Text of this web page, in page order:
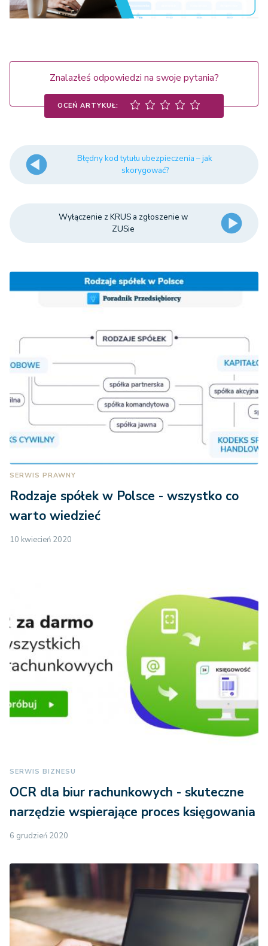
Znalazłeś odpowiedzi na swoje pytania?
OCEŃ ARTYKUŁ:
Błędny kod tytułu ubezpieczenia – jak
skorygować?
Wyłączenie z KRUS a zgłoszenie w
ZUSie
SERWIS PRAWNY
Rodzaje spółek w Polsce - wszystko co
warto wiedzieć
10 kwiecień 2020
SERWIS BIZNESU
OCR dla biur rachunkowych - skuteczne
narzędzie wspierające proces księgowania
6 grudzień 2020